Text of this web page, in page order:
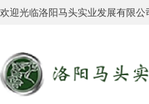
欢迎光临洛阳马头实业发展有限公